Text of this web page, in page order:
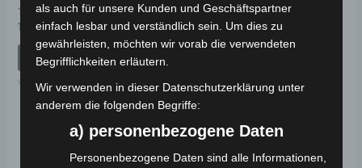
Bewertet
mit
0
19,00€ *
IN DEN WARENKORB
VS1
Bewertet
mit
0
von
59,00€
IN DEN WARENKORB
als auch für unsere Kunden und Geschäftspartner
einfach lesbar und verständlich sein. Um dies zu
gewährleisten, möchten wir vorab die verwendeten
Begrifflichkeiten erläutern.
Wir verwenden in dieser Datenschutzerklärung unter
anderem die folgenden Begriffe:
a) personenbezogene Daten
Personenbezogene Daten sind alle Informationen,